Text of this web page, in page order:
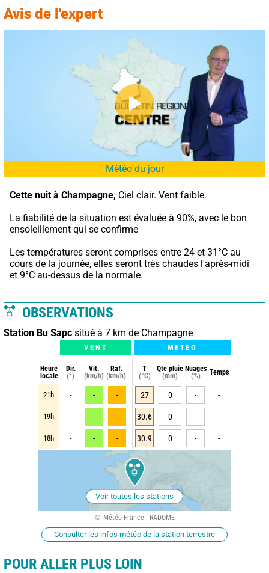
Avis de l'expert
Météo du jour
Cette nuit à Champagne, Ciel clair. Vent faible.
La fiabilité de la situation est évaluée à 90%, avec le bon
ensoleillement qui se confirme
Les températures seront comprises entre 24 et 31°C au
cours de la journée, elles seront très chaudes l'après-midi
et 9°C au-dessus de la normale.
OBSERVATIONS
Station Bu Sapc situé à 7 km de Champagne
VENT METEO
Heure
locale
Dir.
(°)
Vit.
(km/h)
Raf.
(km/h)
T
(°C)
Qte pluie
(mm)
Nuages
(%)
Temps
21h - - - 27 0 - -
19h - - - 30.6 0 - -
18h - - - 30.9 0 - -
Voir toutes les stations
Météo France - RADOME
Consulter les infos météo de la station terrestre
POUR ALLER PLUS LOIN